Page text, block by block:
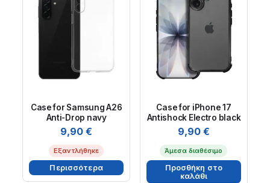
Case for Samsung A26
Anti-Drop navy
9,90€
Εξαντλήθηκε
Περισσότερα
Case for iPhone 17
Antishock Electro black
9,90 €
Άμεσα διαθέσιμο
Προσθήκη στο
καλάθι